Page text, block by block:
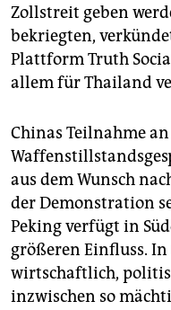
Zollstreit ­geben
bekriegten,
Plattform Truth
allem für Thailand
Chinas Teilnahme
aus dem Wunsch
der Demonstration
Peking verfügt in
größeren Einfluss.
wirtschaftlich,
inzwischen so